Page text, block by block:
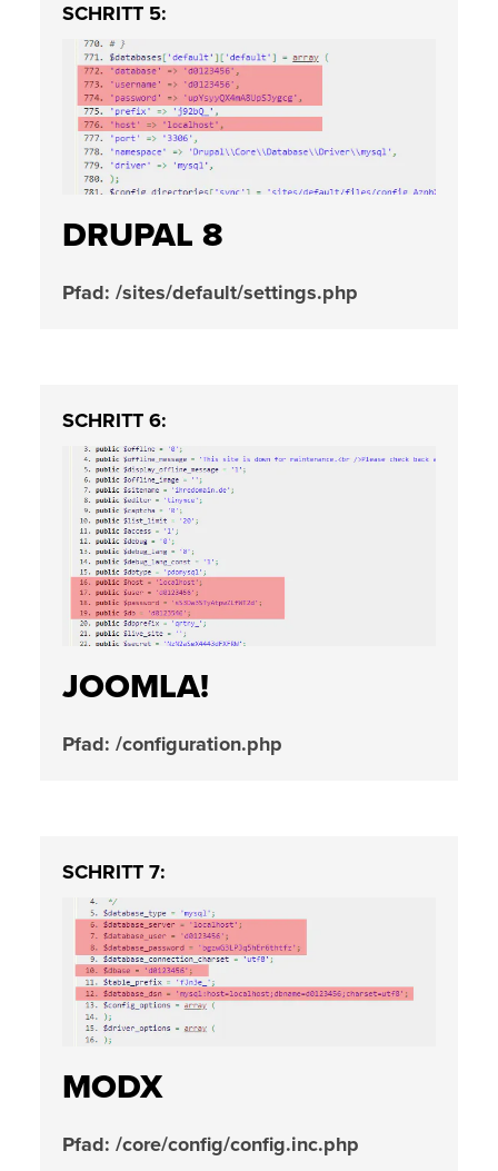
SCHRITT 5:
DRUPAL 8
Pfad: /sites/default/settings.php
SCHRITT 6:
JOOMLA!
Pfad: /configuration.php
SCHRITT 7:
MODX
Pfad: /core/config/config.inc.php